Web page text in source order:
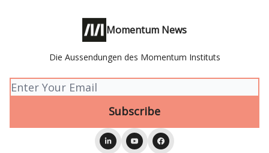
Momentum News
Die Aussendungen des Momentum Instituts